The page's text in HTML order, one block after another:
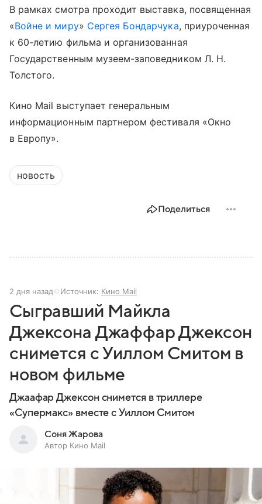
В рамках смотра проходит выставка, посвященная
«Войне и миру» Сергея Бондарчука, приуроченная
к 60-летию фильма и организованная
Государственным музеем-заповедником Л. Н.
Толстого.
Кино Mail выступает генеральным
информационным партнером фестиваля «Окно
в Европу».
новость
Поделиться
2 дня назад Источник: Кино Mail
Сыгравший Майкла
Джексона Джаффар Джексон
снимется с Уиллом Смитом в
новом фильме
Джаафар Джексон снимется в триллере
«Супермакс» вместе с Уиллом Смитом
Соня Жарова
Автор Кино Mail